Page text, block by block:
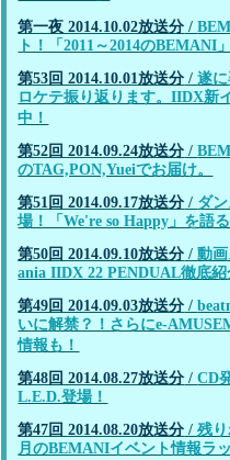
第一夜 2014.10.02放送分 /
ト！「2011～2014のBEMANI」
第53回 2014.10.01放送分 /遂
ロケテ振り返ります。IIDX新
中！
第52回 2014.09.24放送分 /
のTAG,PON,Yueiでお届け。
第51回 2014.09.17放送分 / ダ
場！「We're so Happy」を語る
第50回 2014.09.10放送分 /動
ania IIDX 22 PENDUAL徹底紹
第49回 2014.09.03放送分 /
いに解禁？！さらにe-
情報も！
第48回 2014.08.27放送分 /CD
L.E.D.登場！
第47回 2014.08.20放送分 /残
月のBEMANIイベント情報ラ